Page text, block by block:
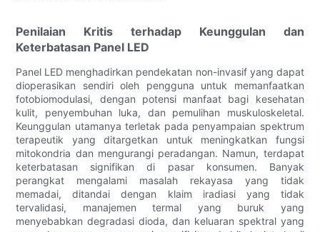
Penilaian Kritis terhadap Keunggulan dan
Keterbatasan Panel LED
Panel LED menghadirkan pendekatan non-invasif yang dapat
dioperasikan sendiri oleh pengguna untuk memanfaatkan
fotobiomodulasi, dengan potensi manfaat bagi kesehatan
kulit, penyembuhan luka, dan pemulihan muskuloskeletal.
Keunggulan utamanya terletak pada penyampaian spektrum
terapeutik yang ditargetkan untuk meningkatkan fungsi
mitokondria dan mengurangi peradangan. Namun, terdapat
keterbatasan signifikan di pasar konsumen. Banyak
perangkat mengalami masalah rekayasa yang tidak
memadai, ditandai dengan klaim iradiasi yang tidak
tervalidasi, manajemen termal yang buruk yang
menyebabkan degradasi dioda, dan keluaran spektral yang